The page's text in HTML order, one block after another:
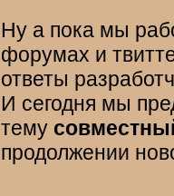
Ну а пока мы
форумах и
ответы
И сегодня мы
тему
продолжении